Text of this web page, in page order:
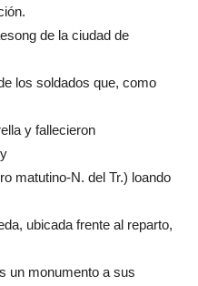
de la ciudad de
los soldados que, como
y fallecieron
matutino-N. del Tr.) loando
ubicada frente al reparto,
un monumento a sus